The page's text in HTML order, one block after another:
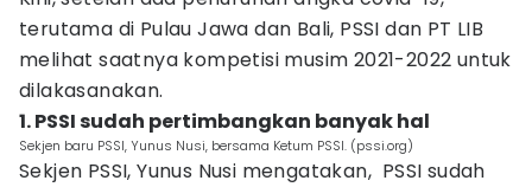
terutama di Pulau Jawa dan Bali, PSSI dan PT LIB
melihat saatnya kompetisi musim 2021-2022 untuk
dilakasanakan.
1. PSSI sudah pertimbangkan banyak hal
Sekjen baru PSSI, Yunus Nusi, bersama Ketum PSSI. (pssi.org)
Sekjen PSSI, Yunus Nusi mengatakan, PSSI sudah